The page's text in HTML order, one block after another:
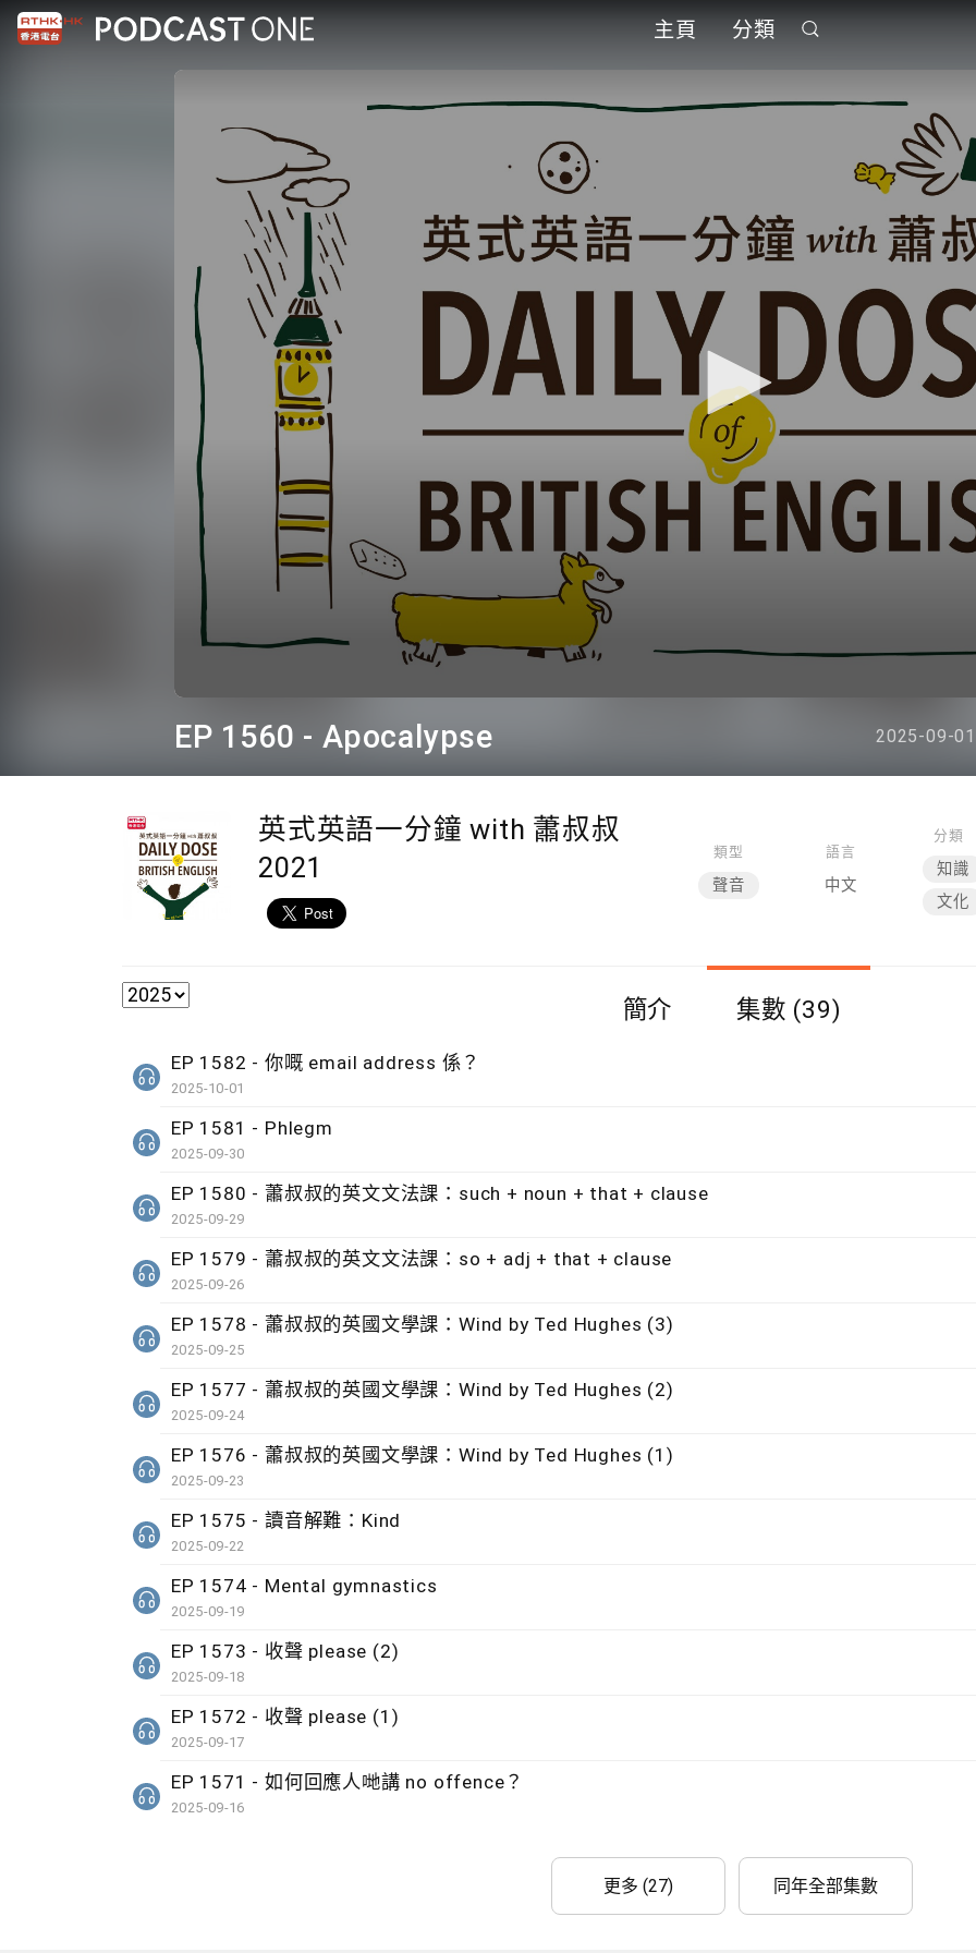
主頁 分類
seconds
of
minutes,
EP 1560 - Apocalypse 2025-09-01
英式英語一分鐘 with 蕭叔叔
2021
類型
聲音
語言
中文
分類
知識
文化
簡介 集數 (39)
EP 1582 - 你嘅 email address 係？
2025-10-01
EP 1581 - Phlegm
2025-09-30
EP 1580 - 蕭叔叔的英文文法課：such + noun + that + clause
2025-09-29
EP 1579 - 蕭叔叔的英文文法課：so + adj + that + clause
2025-09-26
EP 1578 - 蕭叔叔的英國文學課：Wind by Ted Hughes (3)
2025-09-25
EP 1577 - 蕭叔叔的英國文學課：Wind by Ted Hughes (2)
2025-09-24
EP 1576 - 蕭叔叔的英國文學課：Wind by Ted Hughes (1)
2025-09-23
EP 1575 - 讀音解難：Kind
2025-09-22
EP 1574 - Mental gymnastics
2025-09-19
EP 1573 - 收聲 please (2)
2025-09-18
EP 1572 - 收聲 please (1)
2025-09-17
EP 1571 - 如何回應人哋講 no offence？
2025-09-16
更多 (27) 同年全部集數